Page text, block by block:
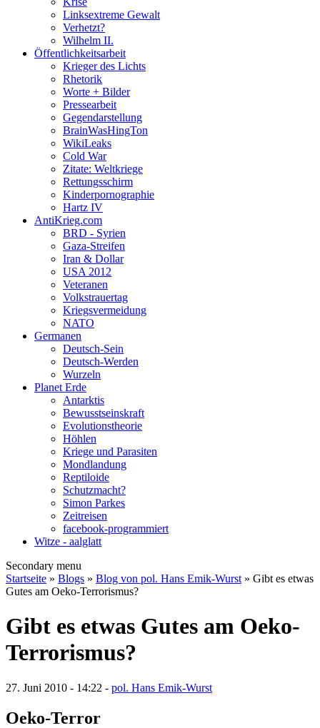
Linksextreme Gewalt
Verhetzt?
Wilhelm II.
Öffentlichkeitsarbeit
Krieger des Lichts
Rhetorik
Worte + Bilder
Pressearbeit
Gegendarstellung
BrainWasHingTon
WikiLeaks
Cold War
Zitate: Weltkriege
Rettungsschirm
Kinderpornographie
Hartz IV
AntiKrieg.com
BRD - Syrien
Gaza-Streifen
Iran & Dollar
USA 2012
Veteranen
Volkstrauertag
Kriegsvermeidung
NATO
Germanen
Deutsch-Sein
Deutsch-Werden
Wurzeln
Planet Erde
Antarktis
Bewusstseinskraft
Evolutionstheorie
Höhlen
Kriege und Parasiten
Mondlandung
Reptiloide
Schutzmacht?
Simon Parkes
Zeitreisen
facebook-programmiert
Witze - aalglatt
Secondary menu
Startseite » Blogs » Blog von pol. Hans Emik-Wurst » Gibt es etwas
Gutes am Oeko-Terrorismus?
Gibt es etwas Gutes am Oeko-
Terrorismus?
27. Juni 2010 - 14:22 - pol. Hans Emik-Wurst
Oeko-Terror